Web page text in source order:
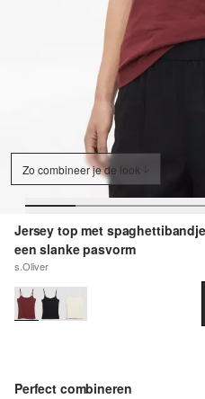
Zo combineer je de look
Jersey top met
een slanke pasvorm
s.Oliver
Perfect combineren